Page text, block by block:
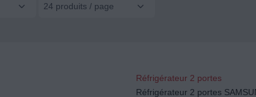
24 produits / page
Réfrigérateur 2 portes
Réfrigérateur 2 portes